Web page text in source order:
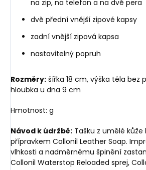
na zip, na telefon a na dvě pera
dvě přední vnější zipové kapsy
zadní vnější zipová kapsa
nastavitelný popruh
Rozměry: šířka 18 cm, výška těla bez
hloubka u dna 9 cm
Hmotnost: g
Návod k údržbě: Tašku z umělé
přípravkem Collonil Leather Soap.
vlhkosti a nadměrnému špinění
Collonil Waterstop Reloaded sprej,